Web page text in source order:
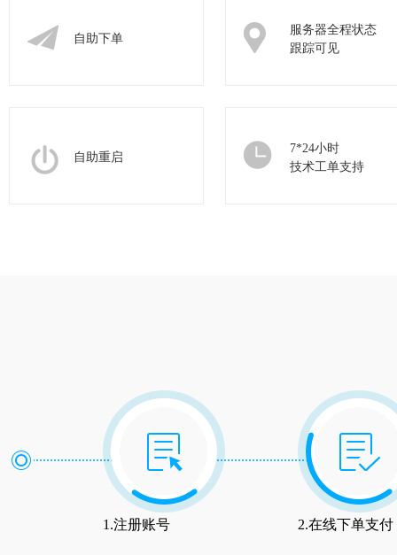
自助下单
服务器全程状态
跟踪可见
自助重启
7*24小时
技术工单支持
1.注册账号 2.在线下单支付